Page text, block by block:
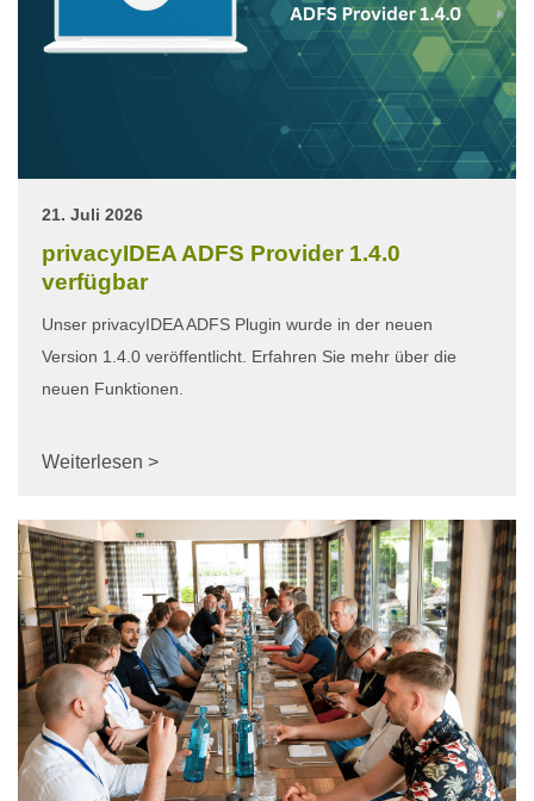
21. Juli 2026
privacyIDEA ADFS Provider 1.4.0
verfügbar
Unser privacyIDEA ADFS Plugin wurde in der neuen
Version 1.4.0 veröffentlicht. Erfahren Sie mehr über die
neuen Funktionen.
Weiterlesen >